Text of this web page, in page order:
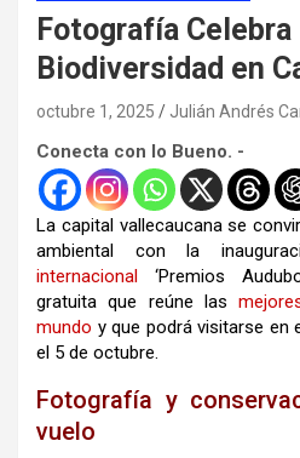
Fotografía Celebra
Biodiversidad en
octubre 1, 2025 Julián Andrés
Conecta con lo Bueno. -
La capital vallecaucana se
ambiental con la
internacional ‘Premios
gratuita que reúne las
mundo y que podrá visitarse en
el 5 de octubre.
Fotografía y
vuelo